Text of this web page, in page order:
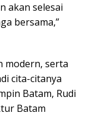
akan selesai
bersama,”
modern, serta
cita-citanya
Batam, Rudi
Batam